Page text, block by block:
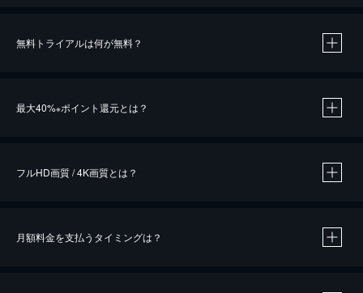
無料トライアルは何が無料？
最大40%※ポイント還元とは？
※40％ポイント還元の対象は、クレジットカード決済による作品の購入 / レンタルです。
iOSアプリのUコイン決済による作品の購入 / レンタルは、20％のポイント還元です。
フルHD画質 / 4K画質とは？
月額料金を支払うタイミングは？